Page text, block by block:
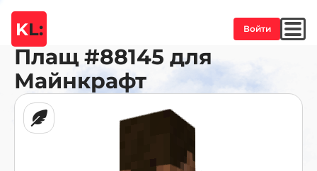
KL: Войти
Плащ #88145 для
Майнкрафт